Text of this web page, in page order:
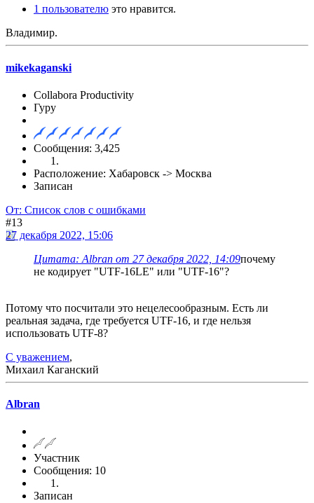
1 пользователю это нравится.
Владимир.
mikekaganski
Collabora Productivity
Гуру
Сообщения: 3,425
Расположение: Хабаровск -> Москва
Записан
От: Список слов с ошибками
#13
27 декабря 2022, 15:06
Цитата: Albran от 27 декабря 2022, 14:09почему
не кодирует "UTF-16LE" или "UTF-16"?
Потому что посчитали это нецелесообразным. Есть ли
реальная задача, где требуется UTF-16, и где нельзя
использовать UTF-8?
С уважением,
Михаил Каганский
Albran
Участник
Сообщения: 10
Записан